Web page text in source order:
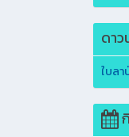
ดา
ใบลา